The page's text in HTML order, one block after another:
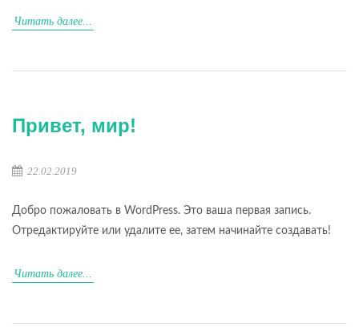
Читать далее...
Привет, мир!
22.02.2019
Добро пожаловать в WordPress. Это ваша первая запись.
Отредактируйте или удалите ее, затем начинайте создавать!
Читать далее...